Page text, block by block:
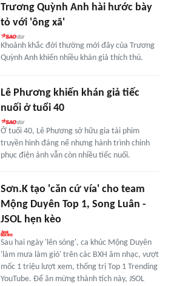
Trương Quỳnh Anh hài hước bày
tỏ với 'ông xã'
Khoảnh khắc đời thường mới đây của Trương
Quỳnh Anh khiến nhiều khán giả thích thú.
Lê Phương khiến khán giả tiếc
nuối ở tuổi 40
Ở tuổi 40, Lê Phương sở hữu gia tài phim
truyền hình đáng nể nhưng hành trình chinh
phục điện ảnh vẫn còn nhiều tiếc nuối.
Sơn.K tạo 'căn cứ vía' cho team
Mộng Duyên Top 1, Song Luân -
JSOL hẹn kèo
Sau hai ngày 'lên sóng', ca khúc Mộng Duyên
'làm mưa làm gió' trên các BXH âm nhạc, vượt
mốc 1 triệu lượt xem, thống trị Top 1 Trending
YouTube. Để ăn mừng thành tích này, JSOL